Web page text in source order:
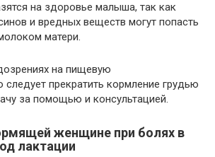
на здоровье малыша, так как
и вредных веществ могут попасть
матери.
на пищевую
прекратить кормление грудью
за помощью и консультацией.
женщине при болях в
лактации